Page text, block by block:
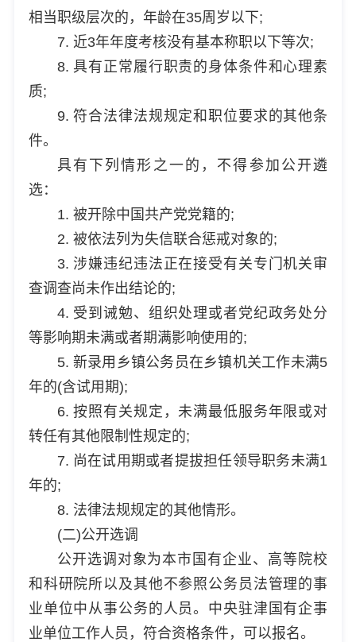
相当职级层次的，年龄在35周岁以下;
7. 近3年年度考核没有基本称职以下等次;
8. 具有正常履行职责的身体条件和心理素
质;
9. 符合法律法规规定和职位要求的其他条
件。
具有下列情形之一的，不得参加公开遴
选：
1. 被开除中国共产党党籍的;
2. 被依法列为失信联合惩戒对象的;
3. 涉嫌违纪违法正在接受有关专门机关审
查调查尚未作出结论的;
4. 受到诫勉、组织处理或者党纪政务处分
等影响期未满或者期满影响使用的;
5. 新录用乡镇公务员在乡镇机关工作未满5
年的(含试用期);
6. 按照有关规定，未满最低服务年限或对
转任有其他限制性规定的;
7. 尚在试用期或者提拔担任领导职务未满1
年的;
8. 法律法规规定的其他情形。
(二)公开选调
公开选调对象为本市国有企业、高等院校
和科研院所以及其他不参照公务员法管理的事
业单位中从事公务的人员。中央驻津国有企事
业单位工作人员，符合资格条件，可以报名。